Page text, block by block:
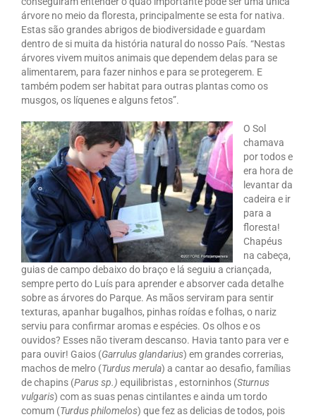
árvore no meio da floresta, principalmente se esta for nativa.
Estas são grandes abrigos de biodiversidade e guardam
dentro de si muita da história natural do nosso País. “Nestas
árvores vivem muitos animais que dependem delas para se
alimentarem, para fazer ninhos e para se protegerem. E
também podem ser habitat para outras plantas como os
musgos, os líquenes e alguns fetos”.
O Sol
chamava
por todos e
era hora de
levantar da
cadeira e ir
para a
floresta!
Chapéus
na cabeça,
guias de campo debaixo do braço e lá seguiu a criançada,
sempre perto do Luís para aprender e absorver cada detalhe
sobre as árvores do Parque. As mãos serviram para sentir
texturas, apanhar bugalhos, pinhas roídas e folhas, o nariz
serviu para confirmar aromas e espécies. Os olhos e os
ouvidos? Esses não tiveram descanso. Havia tanto para ver e
para ouvir! Gaios (Garrulus glandarius) em grandes correrias,
machos de melro (Turdus merula) a cantar ao desafio, famílias
de chapins (Parus sp.) equilibristas , estorninhos (Sturnus
vulgaris) com as suas penas cintilantes e ainda um tordo
comum (Turdus philomelos) que fez as delicias de todos, pois